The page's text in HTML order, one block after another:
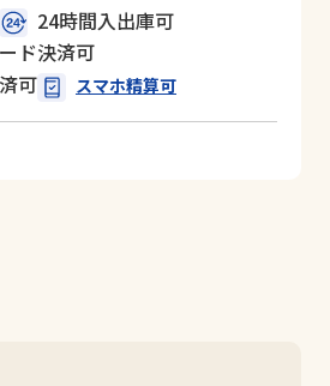
24時間入出庫可
ド決済可
可
スマホ精算可